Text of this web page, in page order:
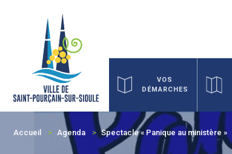
VOS
DÉMARCHES
Accueil Agenda Spectacle « Panique au ministère »